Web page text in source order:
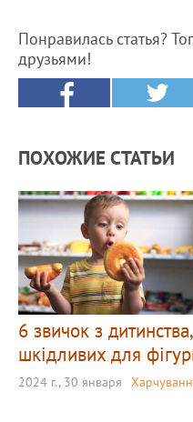
Понравилась статья?
друзьями!
ПОХОЖИЕ СТАТЬИ
6 звичок з дитинства,
шкідливих для
2024 г., 30 января